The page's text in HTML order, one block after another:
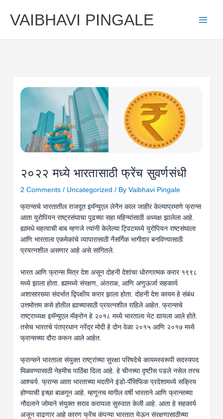
contentVAIBHAVI PINGALE
२०२२ मध्ये भारतासाठी फ्रेंच सुवर्णसंधी
2 Comments / Uncategorized / ByVaibhavi Pingale
फ्रान्सचे भारतातील राजदूत इमॅन्युएल लेनैन काल जाहीर केल्याप्रमाणे फ्रान्स
आता युरोपियन राष्ट्रसंघाचा पुढच्या सहा महिन्यांसाठी अध्यक्ष झालेला आहे.
ह्यामधे महत्वाची बाब म्हणजे त्यांनी केलेल्या ट्विटमध्ये युरोपियन राष्टसंघाला
आणि भारताला एकमेकांचे व्यापारासाठी नैसर्गिक भागीदार बनविण्यासाठी
प्रयत्नशील असणार आहे असे सांगितले.
भारत आणि फ्रान्स मित्र देश असून दोहनी देशांचा धोरणात्मक करार १९९८
मध्ये झाला होता. ह्यामध्ये संरक्षण, अंतराळ, आणि अणुऊर्जा सहकार्य
अशासारख्या संदर्भात द्विपक्षीय करार झाला होता. दोहनी देश कायम हे संबंध
उत्तमोत्तम कसे होतील ह्याच्यासाठी प्रयत्नशील राहिले आहेत. फ्रान्सचे
राष्ट्राध्यक्ष इमॅन्युएल मॅक्रोन हे २०१८ मध्ये भारताला भेट द्यायला आले होते.
तसेच भारतचे पंतप्रधान नरेंद्र मोदी हे दोन वेळा २०१५ आणि २०१७ मध्ये
फ्रान्सच्या दौरा करून आले आहेत.
फ्रान्सने भारताला संयुक्त राष्ट्रांच्या सुरक्षा परिषदेचे कायमस्वरूपी सदस्यपद
मिळवण्यासाठी नेहमीच पाठिंबा दिला आहे. हे चीनच्या दृष्टीस पडले नसेल तरच
आश्चर्य. फ्रान्स आता भारताच्या मदतीने इंडो-पॅसिफिक प्रदेशामध्ये सक्रिय
होण्याची इच्छा बाळगून आहे. म्हणूनच मागील वर्षी भारताने आणि फ्रान्सच्या
नौदलाने जोमाने संयुक्त सराव करायला सुरुवात केली आहे. आता हे सहकार्य
अजून वाढणार आहे कारण फ्रेंच कंपन्या भारतात येऊन संरक्षणासाठीच्या